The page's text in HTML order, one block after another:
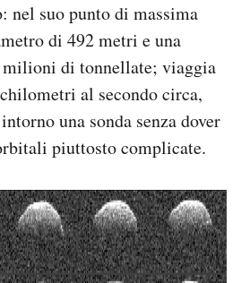
nel suo punto di massima
di 492 metri e una
milioni di tonnellate; viaggia
al secondo circa,
una sonda senza dover
piuttosto complicate.